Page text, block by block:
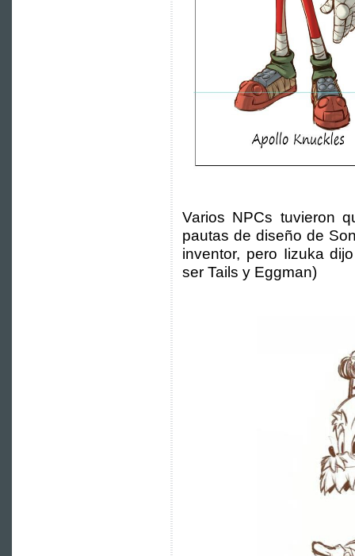
Varios NPCs tuvieron
pautas de diseño de
inventor, pero Iizuka
ser Tails y Eggman)